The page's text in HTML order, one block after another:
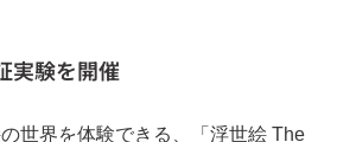
実験を開催
世界を体験できる、「浮世絵 The